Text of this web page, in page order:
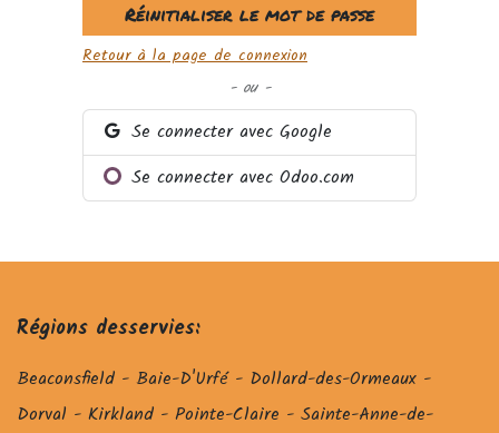
Réinitialiser le mot de passe
Retour à la page de connexion
- ou -
Se connecter avec Google
Se connecter avec Odoo.com
Régions desservies:
Beaconsfield - Baie-D'Urfé - Dollard-des-Ormeaux -
Dorval - Kirkland - Pointe-Claire - Sainte-Anne-de-